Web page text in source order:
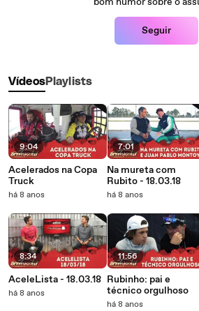
Seguir
VídeosPlaylists
9:04
Acelerados na Copa
Truck
há 8 anos
8:34
AceleLista - 18.03.18
há 8 anos
7:01
Na mureta com
Rubito - 18.03.18
há 8 anos
11:56
Rubinho: pai e
técnico orgulhoso
há 8 anos